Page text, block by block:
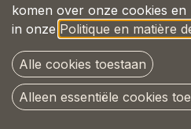
Copyright © Pet-joy
komen over onze cookies
in onze Politique en matière
Alle cookies toestaan
Alleen essentiële cookies